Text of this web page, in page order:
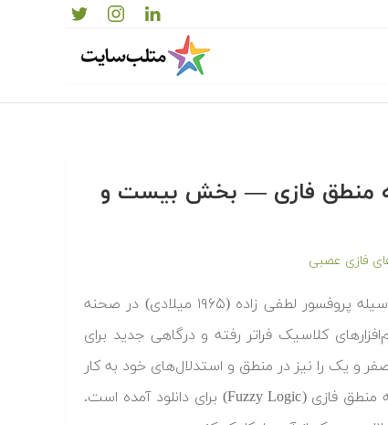
منطق فازی — بخش بیست و
فازی عصبی
منطق فازی (Fuzzy Logic) اولین بار در پی تنظیم نظریه مجموعه‌های فازی به وسیله پروفسور لطفی زاده (۱۹۶۵ میلادی) در صحنه
کلاسیک فراتر رفته و درگاهی جدید برای
صفر و یک را نیز در منطق و استدلال‌های خود به کار
می‌گیرد. در ادامه مقالات علمی انتشارات بین المللی اشپرینگر (Springer) در زمینه منطق فازی (Fuzzy Logic) برای دانلود آمده است.